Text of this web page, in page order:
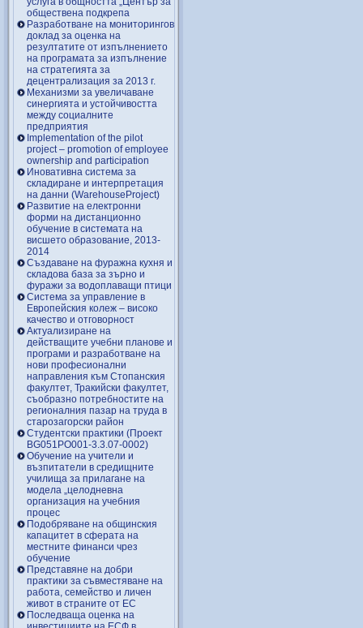
обществена подкрепа
Разработване на мониторингов
доклад за оценка на
резултатите от изпълнението
на програмата за изпълнение
на стратегията за
децентрализация за 2013 г.
Механизми за увеличаване
синергията и устойчивостта
между социалните
предприятия
Implementation of the pilot
project – promotion of employee
ownership and participation
Иновативна система за
складиране и интерпретация
на данни (WarehouseProject)
Развитие на електронни
форми на дистанционно
обучение в системата на
висшето образование, 2013-
2014
Създаване на фуражна кухня и
складова база за зърно и
фуражи за водоплаващи птици
Система за управление в
Европейския колеж – високо
качество и отговорност
Актуализиране на
действащите учебни планове и
програми и разработване на
нови професионални
направления към Стопанския
факултет, Тракийски факултет,
съобразно потребностите на
регионалния пазар на труда в
старозагорски район
Студентски практики (Проект
BG051PO001-3.3.07-0002)
Обучение на учители и
възпитатели в средищните
училища за прилагане на
модела „целодневна
организация на учебния
процес
Подобряване на общинския
капацитет в сферата на
местните финанси чрез
обучение
Представяне на добри
практики за съвместяване на
работа, семейство и личен
живот в страните от ЕС
Последваща оценка на